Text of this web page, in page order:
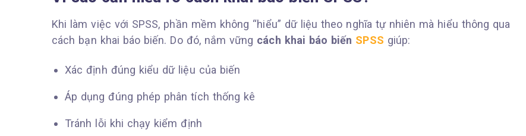
Khi làm việc với SPSS, phần mềm không “hiểu” dữ liệu theo nghĩa tự nhiên mà hiểu thông qua
cách bạn khai báo biến. Do đó, nắm vững cách khai báo biến SPSS giúp:
Xác định đúng kiểu dữ liệu của biến
Áp dụng đúng phép phân tích thống kê
Tránh lỗi khi chạy kiểm định